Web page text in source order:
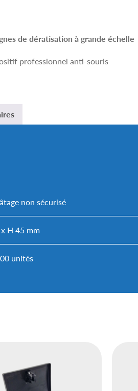
de dératisation à grande échelle
professionnel anti-souris
non sécurisé
H 45 mm
unités